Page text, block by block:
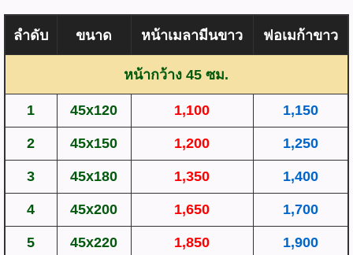
ลำดับ ขนาด หน้าเมลามีนขาว ฟอเมก้าขาว
หน้ากว้าง 45 ซม.
1 45x120 1,100 1,150
2 45x150 1,200 1,250
3 45x180 1,350 1,400
4 45x200 1,650 1,700
5 45x220 1,850 1,900